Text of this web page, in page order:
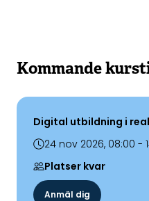
Kommande
Digital utbildning i
24 nov 2026, 08:00 -
Platser kvar
Anmäl dig